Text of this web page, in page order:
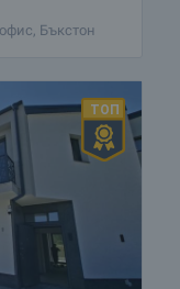
Бъкстон